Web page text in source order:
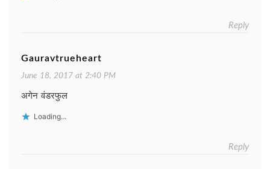
Reply
Gauravtrueheart
June 18, 2017 at 2:40 PM
अगेन वंडरफुल
Loading...
Reply